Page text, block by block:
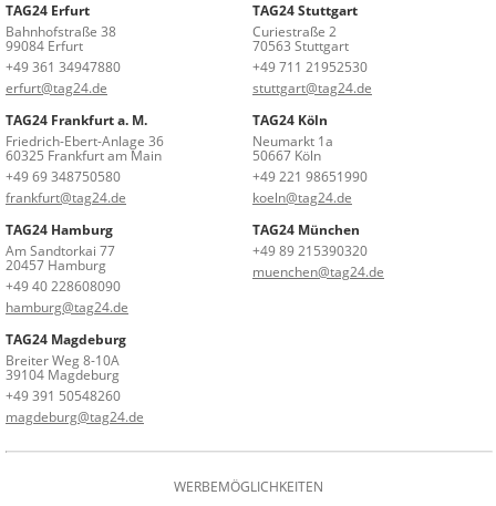
TAG24 Erfurt
Bahnhofstraße 38
99084 Erfurt
+49 361 34947880
erfurt@tag24.de
TAG24 Stuttgart
Curiestraße 2
70563 Stuttgart
+49 711 21952530
stuttgart@tag24.de
TAG24 Frankfurt a. M.
Friedrich-Ebert-Anlage 36
60325 Frankfurt am Main
+49 69 348750580
frankfurt@tag24.de
TAG24 Köln
Neumarkt 1a
50667 Köln
+49 221 98651990
koeln@tag24.de
TAG24 Hamburg
Am Sandtorkai 77
20457 Hamburg
+49 40 228608090
hamburg@tag24.de
TAG24 München
+49 89 215390320
muenchen@tag24.de
TAG24 Magdeburg
Breiter Weg 8-10A
39104 Magdeburg
+49 391 50548260
magdeburg@tag24.de
WERBEMÖGLICHKEITEN